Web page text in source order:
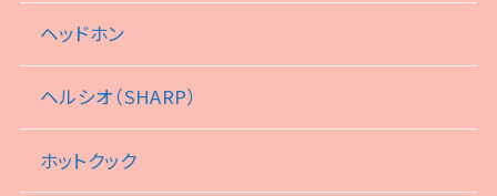
ヘッドホン
ヘルシオ（SHARP）
ホットクック